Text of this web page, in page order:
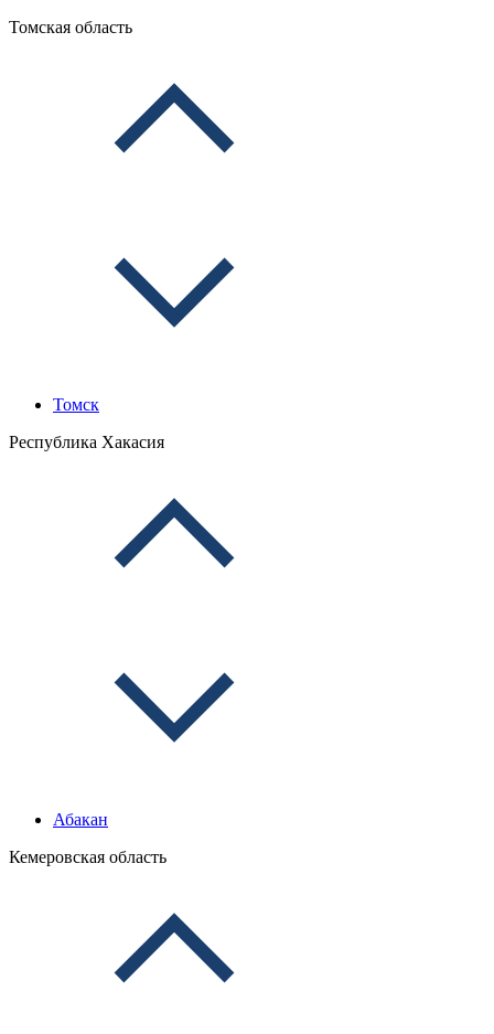
Томская область
Томск
Республика Хакасия
Абакан
Кемеровская область